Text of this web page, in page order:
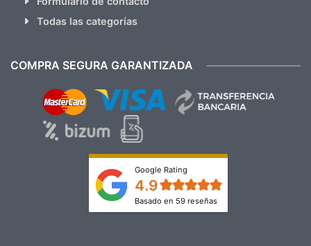
Todas las categorías
COMPRA SEGURA GARANTIZADA
Google Rating
4.9
Basado en 59 reseñas